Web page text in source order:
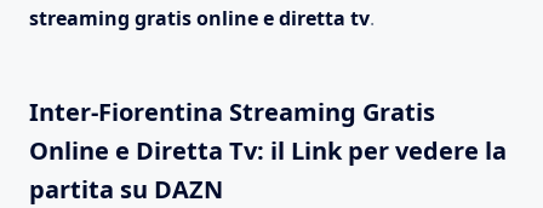
streaming gratis online e diretta tv.
Inter-Fiorentina Streaming Gratis
Online e Diretta Tv: il Link per vedere la
partita su DAZN